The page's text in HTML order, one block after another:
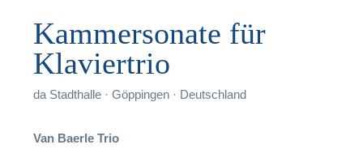
Kammersonate für
Klaviertrio
da Stadthalle · Göppingen · Deutschland
Van Baerle Trio